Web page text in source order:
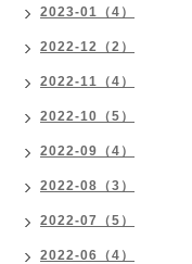
2023-01（4）
2022-12（2）
2022-11（4）
2022-10（5）
2022-09（4）
2022-08（3）
2022-07（5）
2022-06（4）